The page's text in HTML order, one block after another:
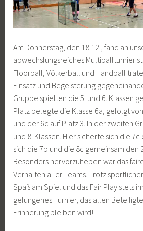
Am Donnerstag, den 18.12., fand an
abwechslungsreiches Multiballturnier
Floorball, Völkerball und Handball
Einsatz und Begeisterung
Gruppe spielten die 5. und 6. Klassen
Platz belegte die Klasse 6a, gefolgt
und der 6c auf Platz 3. In der zweiten
und 8. Klassen. Hier sicherte sich die
sich die 7b und die 8c gemeinsam den
Besonders hervorzuheben war das
Verhalten aller Teams. Trotz
Spaß am Spiel und das Fair Play stets
gelungenes Turnier, das allen
Erinnerung bleiben wird!